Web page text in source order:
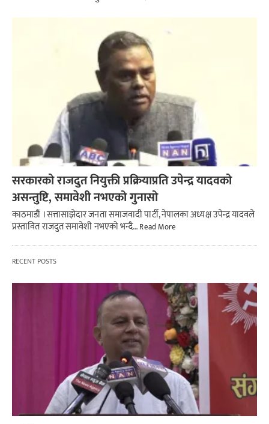
सरकारको राजदुत नियुक्ती प्रक्रियाप्रति उपेन्द्र यादवको
असन्तुष्टि, समावेशी नभएको गुनासो
काठमाडौं । सत्तासाझेदार जनता समाजवादी पार्टी, नेपालका अध्यक्ष उपेन्द्र यादवले
प्रस्तावित राजदुत समावेशी नभएको भन्दै…Read More
RECENT POSTS